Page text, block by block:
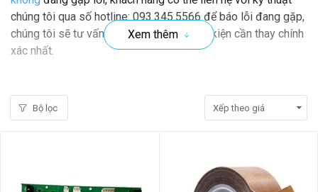
chúng tôi qua số hotline: 093.345.5566 để báo lỗi đang gặp,
chúng tôi sẽ tư vấn, xác định lỗi, báo linh kiện cần thay chính
xác nhất.
Xem thêm
Bộ lọc